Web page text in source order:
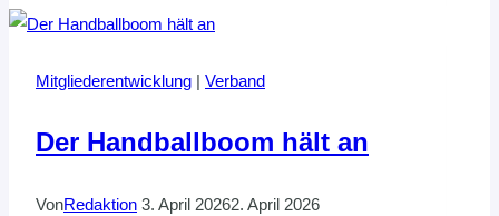
JUGEND
Mitgliederentwicklung | Verband
Der Handballboom hält an
VonRedaktion 3. April 20262. April 2026